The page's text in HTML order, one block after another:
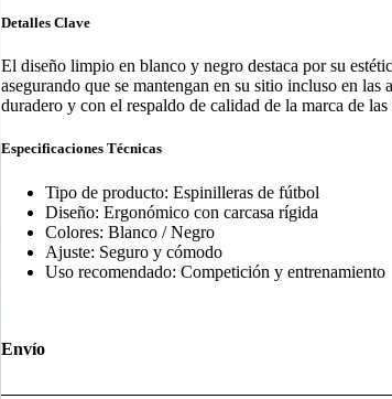
Detalles Clave
El diseño limpio en blanco y negro destaca por su
asegurando que se mantengan en su sitio incluso en
duradero y con el respaldo de calidad de la marca de las
Especificaciones Técnicas
Tipo de producto: Espinilleras de fútbol
Diseño: Ergonómico con carcasa rígida
Colores: Blanco / Negro
Ajuste: Seguro y cómodo
Uso recomendado: Competición y entrenamiento
Envío